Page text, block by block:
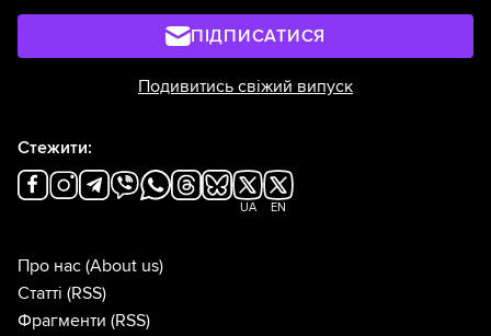
ПІДПИСАТИСЯ
Подивитись свіжий випуск
Стежити:
UA EN
Про нас (About us)
Статті (RSS)
Фрагменти (RSS)